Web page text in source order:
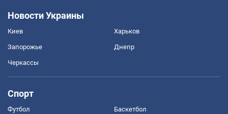
Новости Украины
Киев Харьков
Запорожье Днепр
Черкассы
Спорт
Футбол Баскетбол